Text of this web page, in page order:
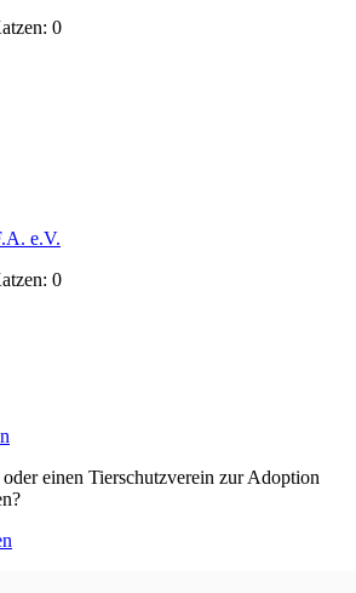
0
e.V.
0
einen Tierschutzverein zur Adoption